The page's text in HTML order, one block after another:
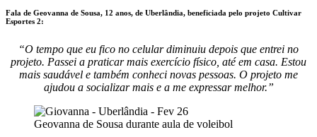
Fala de Geovanna de Sousa, 12 anos, de Uberlândia, beneficiada pelo projeto Cultivar
Esportes 2:
“O tempo que eu fico no celular diminuiu depois que entrei no
projeto. Passei a praticar mais exercício físico, até em casa. Estou
mais saudável e também conheci novas pessoas. O projeto me
ajudou a socializar mais e a me expressar melhor.”
Geovanna de Sousa durante aula de voleibol